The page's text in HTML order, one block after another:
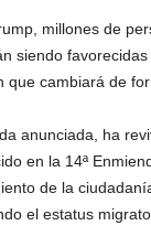
millones de
siendo
que cambiará de
anunciada, ha
en la 14ª
de la
el estatus